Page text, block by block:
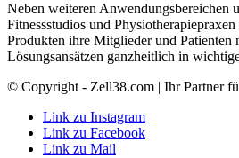
Neben weiteren Anwendungsbereichen
Fitnessstudios und
Produkten ihre Mitglieder und Patienten
Lösungsansätzen ganzheitlich in
© Copyright - Zell38.com | Ihr Partner
Link zu Instagram
Link zu Facebook
Link zu Mail